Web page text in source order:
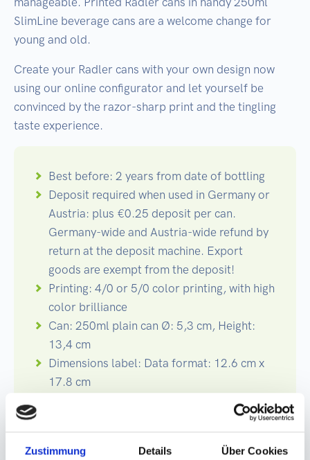
Zustimmung Details Über Cookies
SlimLine beverage cans are a welcome change for
young and old.
Create your Radler cans with your own design now
using our online configurator and let yourself be
convinced by the razor-sharp print and the tingling
taste experience.
Best before: 2 years from date of bottling
Deposit required when used in Germany or
Austria: plus €0.25 deposit per can.
Germany-wide and Austria-wide refund by
return at the deposit machine. Export
goods are exempt from the deposit!
Printing: 4/0 or 5/0 color printing, with high
color brilliance
Can: 250ml plain can Ø: 5,3 cm, Height:
13,4 cm
Dimensions label: Data format: 12.6 cm x
17.8 cm